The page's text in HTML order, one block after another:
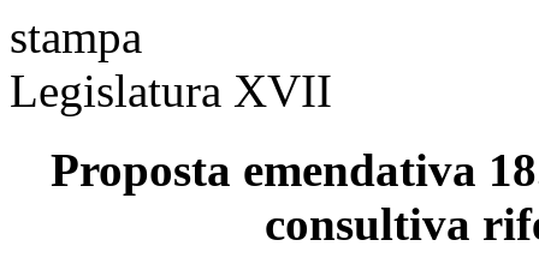
stampa
Legislatura XVII
Proposta emendativa
consultiva